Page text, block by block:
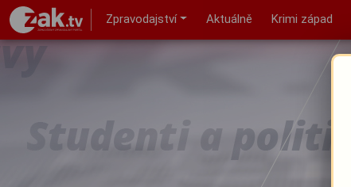
Zpravodajství Aktuálně Krimi západ